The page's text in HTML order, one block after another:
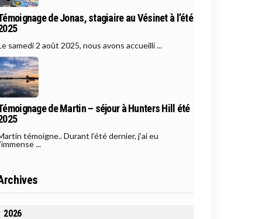
de Jonas, stagiaire au Vésinet à l’été
samedi 2 août 2025, nous avons accueilli ...
de Martin – séjour à Hunters Hill été
témoigne.. Durant l’été dernier, j’ai eu
...
2026